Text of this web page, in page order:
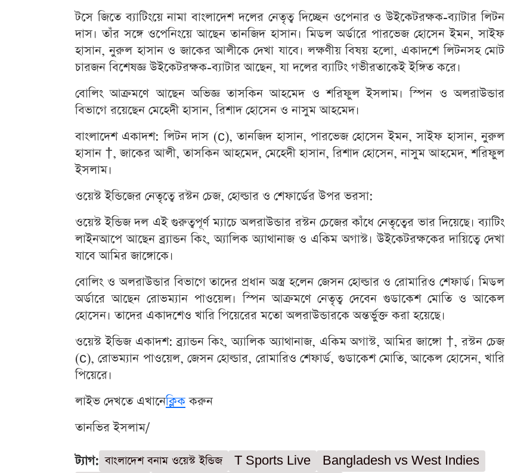
টসে জিতে ব্যাটিংয়ে নামা বাংলাদেশ দলের নেতৃত্ব দিচ্ছেন ওপেনার ও উইকেটরক্ষক-ব্যাটার লিটন
দাস। তাঁর সঙ্গে ওপেনিংয়ে আছেন তানজিদ হাসান। মিডল অর্ডারে পারভেজ হোসেন ইমন, সাইফ
হাসান, নুরুল হাসান ও জাকের আলীকে দেখা যাবে। লক্ষণীয় বিষয় হলো, একাদশে লিটনসহ মোট
চারজন বিশেষজ্ঞ উইকেটরক্ষক-ব্যাটার আছেন, যা দলের ব্যাটিং গভীরতাকেই ইঙ্গিত করে।
বোলিং আক্রমণে আছেন অভিজ্ঞ তাসকিন আহমেদ ও শরিফুল ইসলাম। স্পিন ও অলরাউন্ডার
বিভাগে রয়েছেন মেহেদী হাসান, রিশাদ হোসেন ও নাসুম আহমেদ।
বাংলাদেশ একাদশ: লিটন দাস (c), তানজিদ হাসান, পারভেজ হোসেন ইমন, সাইফ হাসান, নুরুল
হাসান †, জাকের আলী, তাসকিন আহমেদ, মেহেদী হাসান, রিশাদ হোসেন, নাসুম আহমেদ, শরিফুল
ইসলাম।
ওয়েস্ট ইন্ডিজের নেতৃত্বে রস্টন চেজ, হোল্ডার ও শেফার্ডের উপর ভরসা:
ওয়েস্ট ইন্ডিজ দল এই গুরুত্বপূর্ণ ম্যাচে অলরাউন্ডার রস্টন চেজের কাঁধে নেতৃত্বের ভার দিয়েছে। ব্যাটিং
লাইনআপে আছেন ব্র্যান্ডন কিং, অ্যালিক অ্যাথানাজ ও একিম অগাস্ট। উইকেটরক্ষকের দায়িত্বে দেখা
যাবে আমির জাঙ্গোকে।
বোলিং ও অলরাউন্ডার বিভাগে তাদের প্রধান অস্ত্র হলেন জেসন হোল্ডার ও রোমারিও শেফার্ড। মিডল
অর্ডারে আছেন রোভম্যান পাওয়েল। স্পিন আক্রমণে নেতৃত্ব দেবেন গুডাকেশ মোতি ও আকেল
হোসেন। তাদের একাদশেও খারি পিয়েরের মতো অলরাউন্ডারকে অন্তর্ভুক্ত করা হয়েছে।
ওয়েস্ট ইন্ডিজ একাদশ: ব্র্যান্ডন কিং, অ্যালিক অ্যাথানাজ, একিম অগাস্ট, আমির জাঙ্গো †, রস্টন চেজ
(c), রোভম্যান পাওয়েল, জেসন হোল্ডার, রোমারিও শেফার্ড, গুডাকেশ মোতি, আকেল হোসেন, খারি
পিয়েরে।
লাইভ দেখতে এখানেক্লিককরুন
তানভির ইসলাম/
ট্যাগ: বাংলাদেশ বনাম ওয়েস্ট ইন্ডিজ T Sports Live
Bangladesh vs West Indies